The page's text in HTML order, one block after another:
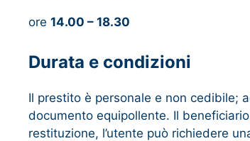
ore 14.00 – 18.30
Durata e condizioni
Il prestito è personale e non cedibile;
documento equipollente. Il
restituzione, l’utente può richiedere